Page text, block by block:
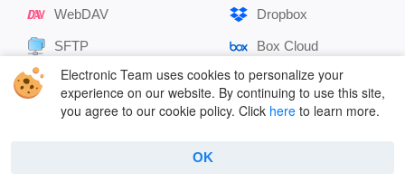
WebDAV
SFTP
Google Drive
OneDrive
Dropbox
Box Cloud
OpenStack
Backblaze
Electronic Team uses cookies to personalize your
experience on our website. By continuing to use this site,
you agree to our cookie policy. Click here to learn more.
OK